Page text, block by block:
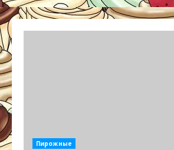
Пирожные